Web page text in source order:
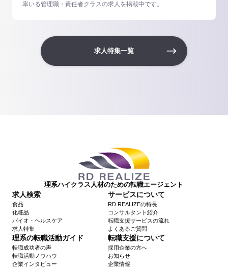
率いる管理職・責任者クラスの求人を掲載中です。
求人特集一覧
理系ハイクラス人材のための転職エージェント
求人検索
食品
化粧品
バイオ・ヘルスケア
求人特集
サービスについて
RD REALIZEの特長
コンサルタント紹介
転職支援サービスの流れ
よくあるご質問
理系の転職活動ガイド
転職成功者の声
転職活動ノウハウ
企業インタビュー
転職支援について
採用企業の方へ
お知らせ
企業情報